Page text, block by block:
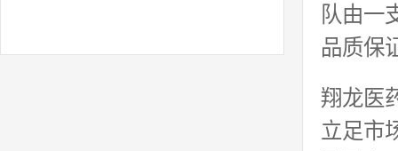
队由一
品质保
翔龙医
立足市